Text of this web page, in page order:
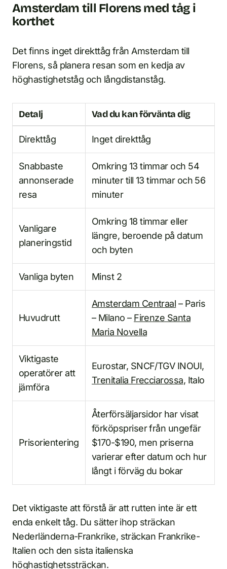
Amsterdam till Florens med tåg i
korthet
Det finns inget direkttåg från Amsterdam till
Florens, så planera resan som en kedja av
höghastighetståg och långdistanståg.
Detalj Vad du kan förvänta dig
Direkttåg Inget direkttåg
Snabbaste
annonserade
resa
Omkring 13 timmar och 54
minuter till 13 timmar och 56
minuter
Vanligare
planeringstid
Omkring 18 timmar eller
längre, beroende på datum
och byten
Vanliga byten Minst 2
Huvudrutt
Amsterdam Centraal – Paris
– Milano – Firenze Santa
Maria Novella
Viktigaste
operatörer att
jämföra
Eurostar, SNCF/TGV INOUI,
Trenitalia Frecciarossa, Italo
Prisorientering
Återförsäljarsidor har visat
förköpspriser från ungefär
$170-$190, men priserna
varierar efter datum och hur
långt i förväg du bokar
Det viktigaste att förstå är att rutten inte är ett
enda enkelt tåg. Du sätter ihop sträckan
Nederländerna-Frankrike, sträckan Frankrike-
Italien och den sista italienska
höghastighetssträckan.